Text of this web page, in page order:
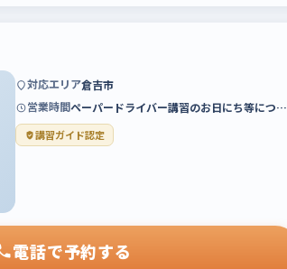
対応エリア倉吉市
営業時間ペーパードライバー講習のお日にち等につ…
講習ガイド認定
電話で予約する